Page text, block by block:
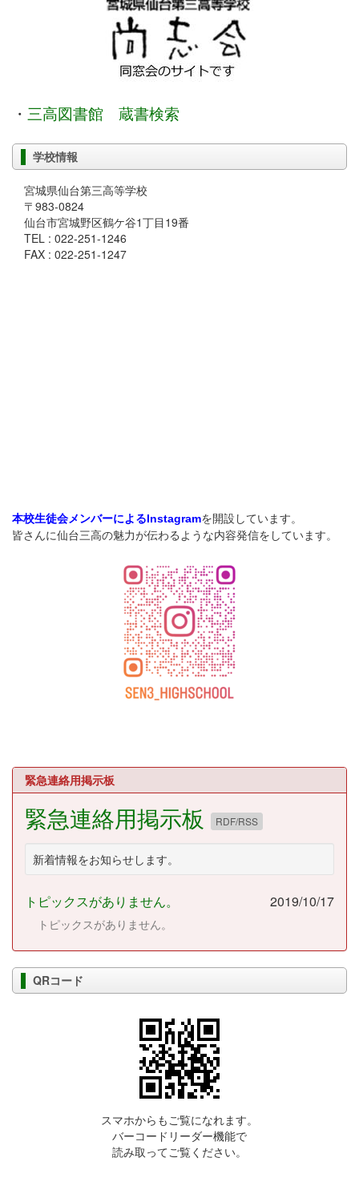
・ 三高図書館 蔵書検索
学校情報
宮城県仙台第三高等学校
〒983-0824
仙台市宮城野区鶴ケ谷1丁目19番
TEL : 022-251-1246
FAX : 022-251-1247
本校生徒会メンバーによるInstagramを開設しています。
皆さんに仙台三高の魅力が伝わるような内容発信をしています。
緊急連絡用掲示板
緊急連絡用掲示板 RDF/RSS
新着情報をお知らせします。
トピックスがありません。 2019/10/17
トピックスがありません。
QRコード
スマホからもご覧になれます。
バーコードリーダー機能で
読み取ってご覧ください。